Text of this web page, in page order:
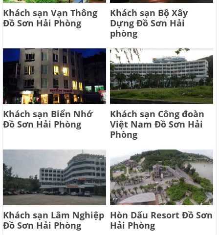
Khách sạn Vạn Thông
Đồ Sơn Hải Phòng
Khách sạn Bộ Xây
Dựng Đồ Sơn Hải
phòng
Khách sạn Biển Nhớ
Đồ Sơn Hải Phòng
Khách sạn Công đoàn
Việt Nam Đồ Sơn Hải
Phòng
Khách sạn Lâm Nghiệp
Đồ Sơn Hải Phòng
Hòn Dấu Resort Đồ Sơn
Hải Phòng